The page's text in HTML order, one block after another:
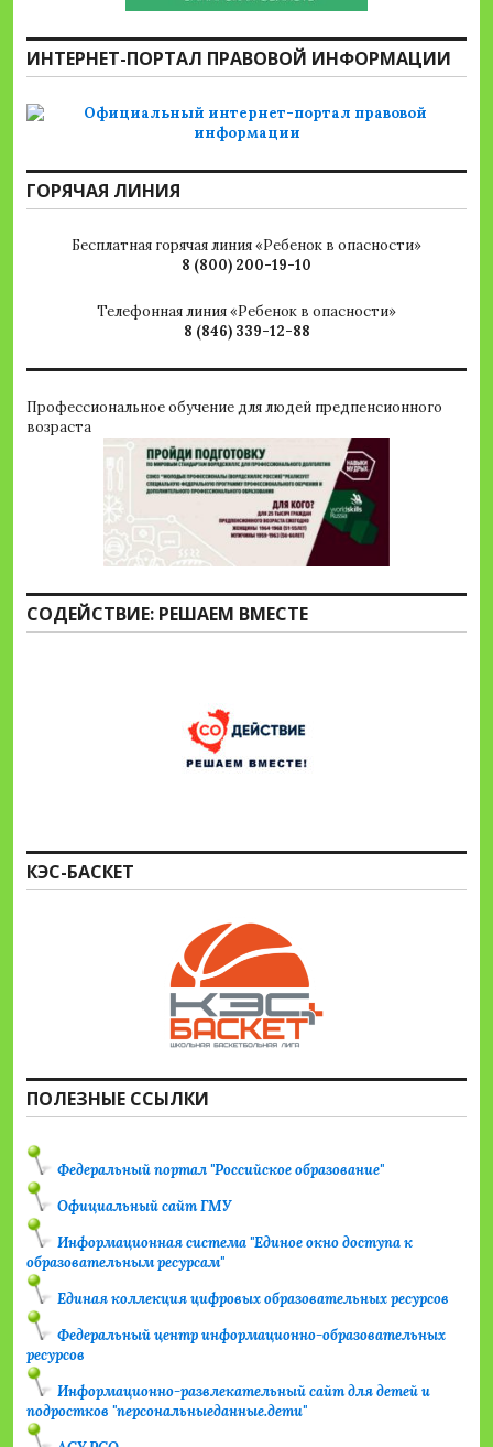
ИНТЕРНЕТ-ПОРТАЛ ПРАВОВОЙ ИНФОРМАЦИИ
ГОРЯЧАЯ ЛИНИЯ
Бесплатная горячая линия «Ребенок в опасности»
8 (800) 200-19-10
Телефонная линия «Ребенок в опасности»
8 (846) 339-12-88
Профессиональное обучение для людей предпенсионного
возраста
СОДЕЙСТВИЕ: РЕШАЕМ ВМЕСТЕ
КЭС-БАСКЕТ
ПОЛЕЗНЫЕ ССЫЛКИ
Федеральный портал "Российское образование"
Официальный сайт ГМУ
Информационная система "Единое окно доступа к
образовательным ресурсам"
Единая коллекция цифровых образовательных ресурсов
Федеральный центр информационно-образовательных
ресурсов
Информационно-развлекательный сайт для детей и
подростков "персональныеданные.дети"